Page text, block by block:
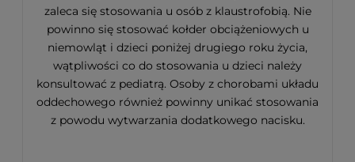
zaleca się stosowania u osób z klaustrofobią. Nie
powinno się stosować kołder obciążeniowych u
niemowląt i dzieci poniżej drugiego roku życia,
wątpliwości co do stosowania u dzieci należy
konsultować z pediatrą. Osoby z chorobami układu
oddechowego również powinny unikać stosowania
z powodu wytwarzania dodatkowego nacisku.